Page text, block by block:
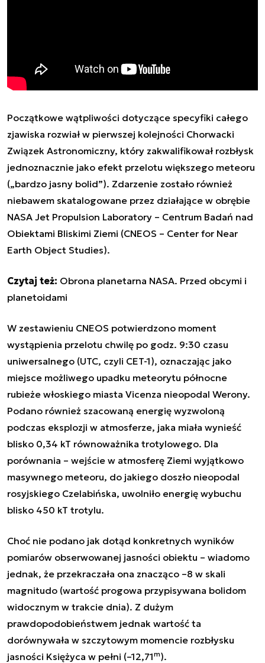
Początkowe wątpliwości dotyczące specyfiki całego
zjawiska rozwiał w pierwszej kolejności Chorwacki
Związek Astronomiczny, który zakwalifikował rozbłysk
jednoznacznie jako efekt przelotu większego meteoru
(„bardzo jasny bolid”). Zdarzenie zostało również
niebawem skatalogowane przez działające w obrębie
NASA Jet Propulsion Laboratory – Centrum Badań nad
Obiektami Bliskimi Ziemi (CNEOS – Center for Near
Earth Object Studies).
Czytaj też: Obrona planetarna NASA. Przed obcymi i
planetoidami
W zestawieniu CNEOS potwierdzono moment
wystąpienia przelotu chwilę po godz. 9:30 czasu
uniwersalnego (UTC, czyli CET-1), oznaczając jako
miejsce możliwego upadku meteorytu północne
rubieże włoskiego miasta Vicenza nieopodal Werony.
Podano również szacowaną energię wyzwoloną
podczas eksplozji w atmosferze, jaka miała wynieść
blisko 0,34 kT równoważnika trotylowego. Dla
porównania – wejście w atmosferę Ziemi wyjątkowo
masywnego meteoru, do jakiego doszło nieopodal
rosyjskiego Czelabińska, uwolniło energię wybuchu
blisko 450 kT trotylu.
Choć nie podano jak dotąd konkretnych wyników
pomiarów obserwowanej jasności obiektu – wiadomo
jednak, że przekraczała ona znacząco –8 w skali
magnitudo (wartość progowa przypisywana bolidom
widocznym w trakcie dnia). Z dużym
prawdopodobieństwem jednak wartość ta
dorównywała w szczytowym momencie rozbłysku
jasności Księżyca w pełni (–12,71m).